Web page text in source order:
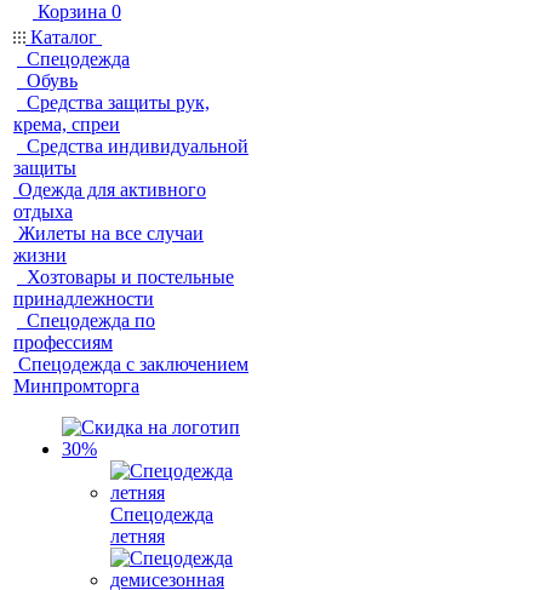
Корзина 0
Каталог
Спецодежда
Обувь
Средства защиты рук,
крема, спреи
Средства индивидуальной
защиты
Одежда для активного
отдыха
Жилеты на все случаи
жизни
Хозтовары и постельные
принадлежности
Спецодежда по
профессиям
Спецодежда с заключением
Минпромторга
Спецодежда
летняя